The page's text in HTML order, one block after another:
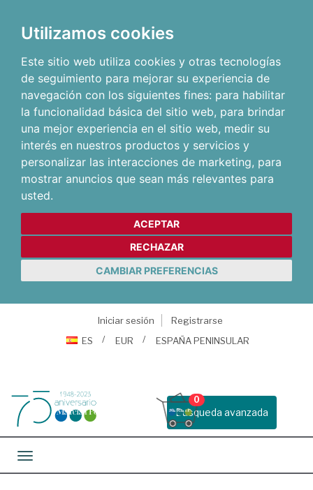
Utilizamos cookies
Este sitio web utiliza cookies y otras tecnologías
de seguimiento para mejorar su experiencia de
navegación con los siguientes fines: para habilitar
la funcionalidad básica del sitio web, para brindar
una mejor experiencia en el sitio web, medir su
interés en nuestros productos y servicios y
personalizar las interacciones de marketing, para
mostrar anuncios que sean más relevantes para
usted.
ACEPTAR
RECHAZAR
CAMBIAR PREFERENCIAS
Iniciar sesión
Registrarse
ES
EUR ESPAÑA PENINSULAR
Busqueda avanzada
0
Toggle navigation